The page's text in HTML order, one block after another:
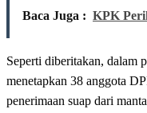
Baca Juga : KPK
Seperti diberitakan, dalam
menetapkan 38 anggota
penerimaan suap dari